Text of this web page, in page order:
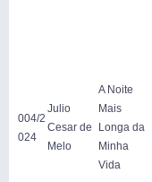
004/2
024
Julio
Cesar de
Melo
A Noite
Mais
Longa da
Minha
Vida